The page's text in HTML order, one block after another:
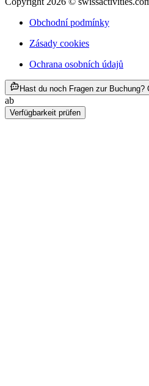
Obchodní podmínky
Zásady cookies
Ochrana osobních údajů
Hast du noch Fragen zur Buchung?
ab
Verfügbarkeit prüfen